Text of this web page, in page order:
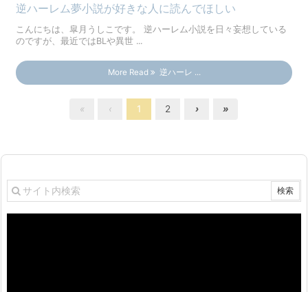
逆ハーレム夢小説が好きな人に読んでほしい
こんにちは、皐月うしこです。 逆ハーレム小説を日々妄想している
のですが、最近ではBLや異世 ...
More Read 逆ハーレ ...
« ‹ 1 2 › »